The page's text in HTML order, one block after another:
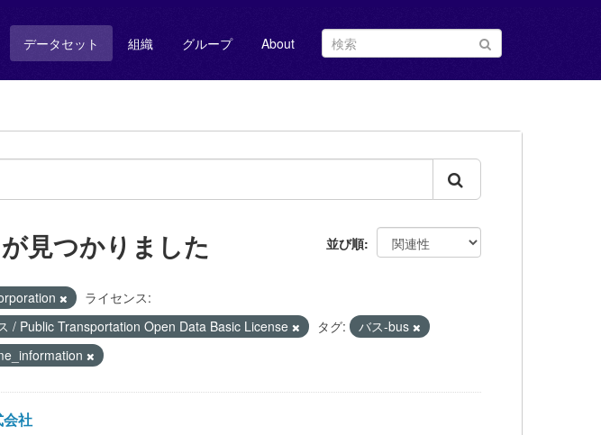
データセット 組織 グループ About
並び順
見つかりました
ライセンス:
/ Public Transportation Open Data Basic License
タグ:
バス-bus
会社